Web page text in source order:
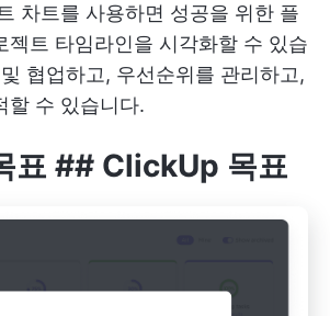
차트를 사용하면 성공을 위한 플
젝트 타임라인을 시각화할 수 있습
협업하고, 우선순위를 관리하고,
할 수 있습니다.
표 ## ClickUp 목표